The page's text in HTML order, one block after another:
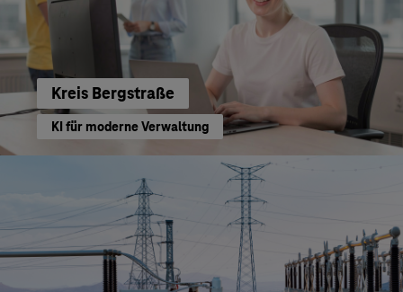
Kreis Bergstraße
KI für moderne Verwaltung